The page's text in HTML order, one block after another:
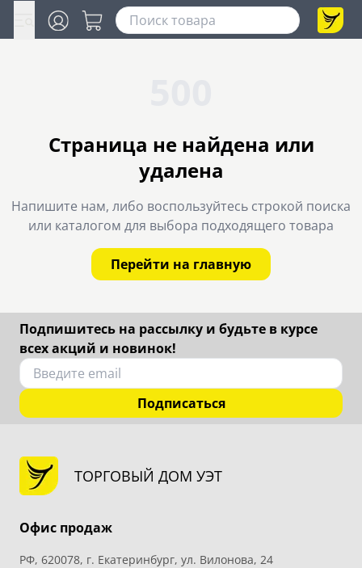
Страница не найдена или
удалена
Напишите нам, либо воспользуйтесь строкой поиска
или каталогом для выбора подходящего товара
Перейти на главную
Подпишитесь на рассылку и будьте в курсе
всех акций и новинок!
Подписаться
ТОРГОВЫЙ ДОМ УЭТ
Офис продаж
РФ, 620078, г. Екатеринбург, ул. Вилонова, 24